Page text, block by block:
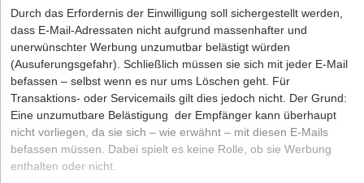
Dem vermeintlich Diskriminierten kann bis zu drei
Bruttomonatsgehälter Schadensersatz zugesprochen werden.
Geld, das Sie sicher besser verwenden können. Hinzu kommen
hier ja dann auch noch Anwalts- und Gerichtskosten.
Was können Sie tun, wenn Sie verklagt werden?
Ist eine Benachteiligung wegen einer problematischen
Formulierung in einer Stellenanzeige zu vermuten, müssen Sie als
das ausschreibende Unternehmen nachweisen, dass die
weitere Gesetzgebungsverfahren eintreten kann (sogenanntes
Trilog-Verfahren).
Seit Dezember 2017 hat der Rat unter der Führung von Estland,
Bulgarien, Österreich, Rumänien, Finnland und Kroatien im
Halbjahresturnus jeweils unterschiedliche Entwurfsfassungen
veröffentlicht, von denen allerdings keine konsensfähig war.
Wechselseitig wurden die Entwürfe von Beobachtern entweder als
zu restriktiv für digitale Geschäftsmodelle oder als zu
wirtschaftsfreundlich kritisiert.
Durch das Erfordernis der Einwilligung soll sichergestellt werden,
dass E-Mail-Adressaten nicht aufgrund massenhafter und
unerwünschter Werbung unzumutbar belästigt würden
(Ausuferungsgefahr). Schließlich müssen sie sich mit jeder E-Mail
befassen – selbst wenn es nur ums Löschen geht. Für
Transaktions- oder Servicemails gilt dies jedoch nicht. Der Grund:
Eine unzumutbare Belästigung der Empfänger kann überhaupt
nicht vorliegen, da sie sich – wie erwähnt – mit diesen E-Mails
befassen müssen. Dabei spielt es keine Rolle, ob sie Werbung
enthalten oder nicht.